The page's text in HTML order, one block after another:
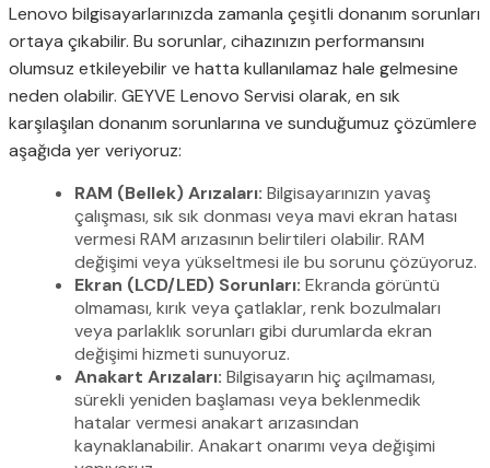
Lenovo bilgisayarlarınızda zamanla çeşitli donanım sorunları
ortaya çıkabilir. Bu sorunlar, cihazınızın performansını
olumsuz etkileyebilir ve hatta kullanılamaz hale gelmesine
neden olabilir. GEYVE Lenovo Servisi olarak, en sık
karşılaşılan donanım sorunlarına ve sunduğumuz çözümlere
aşağıda yer veriyoruz:
RAM (Bellek) Arızaları: Bilgisayarınızın yavaş
çalışması, sık sık donması veya mavi ekran hatası
vermesi RAM arızasının belirtileri olabilir. RAM
değişimi veya yükseltmesi ile bu sorunu çözüyoruz.
Ekran (LCD/LED) Sorunları: Ekranda görüntü
olmaması, kırık veya çatlaklar, renk bozulmaları
veya parlaklık sorunları gibi durumlarda ekran
değişimi hizmeti sunuyoruz.
Anakart Arızaları: Bilgisayarın hiç açılmaması,
sürekli yeniden başlaması veya beklenmedik
hatalar vermesi anakart arızasından
kaynaklanabilir. Anakart onarımı veya değişimi